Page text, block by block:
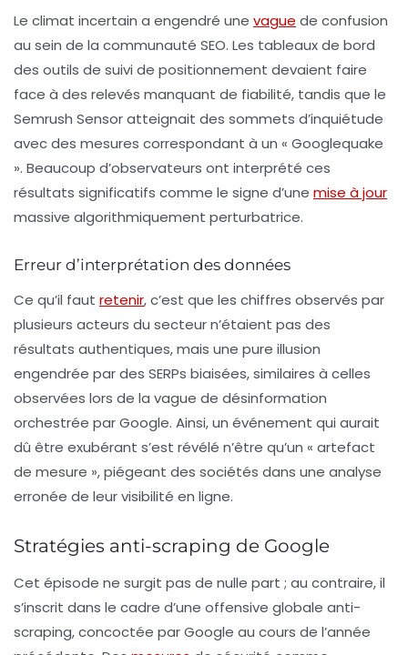
Le climat incertain a engendré une vague de confusion
au sein de la communauté SEO. Les tableaux de bord
des outils de suivi de positionnement devaient faire
face à des relevés manquant de fiabilité, tandis que le
Semrush Sensoratteignait des sommets d’inquiétude
avec des mesures correspondant à un « Googlequake
». Beaucoup d’observateurs ont interprété ces
résultats significatifs comme le signe d’une mise à jour
massive algorithmiquement perturbatrice.
Erreur d’interprétation des données
Ce qu’il faut retenir, c’est que les chiffres observés par
plusieurs acteurs du secteur n’étaient pas des
résultats authentiques, mais une pure illusion
engendrée par des SERPs biaisées, similaires à celles
observées lors de la vague de désinformation
orchestrée par Google. Ainsi, un événement qui aurait
dû être exubérant s’est révélé n’être qu’un « artefact
de mesure », piégeant des sociétés dans une analyse
erronée de leur visibilité en ligne.
Stratégies anti-scraping de Google
Cet épisode ne surgit pas de nulle part ; au contraire, il
s’inscrit dans le cadre d’une offensive globale anti-
scraping, concoctée par Google au cours de l’année